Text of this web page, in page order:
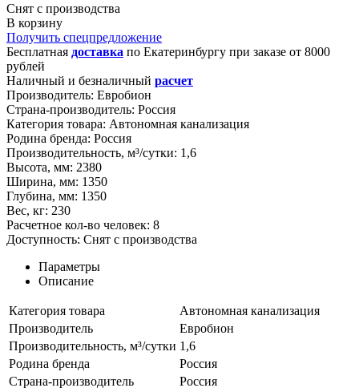
Снят с производства
В корзину
Получить спецпредложение
Бесплатная доставка по Екатеринбургу при заказе от 8000
рублей
Наличный и безналичный расчет
Производитель: Евробион
Страна-производитель: Россия
Категория товара: Автономная канализация
Родина бренда: Россия
Производительность, м³/сутки: 1,6
Высота, мм: 2380
Ширина, мм: 1350
Глубина, мм: 1350
Вес, кг: 230
Расчетное кол-во человек: 8
Доступность: Снят с производства
Параметры
Описание
Категория товара
Автономная канализация
Производитель
Евробион
Производительность, м³/сутки 1,6
Родина бренда
Россия
Страна-производитель
Россия